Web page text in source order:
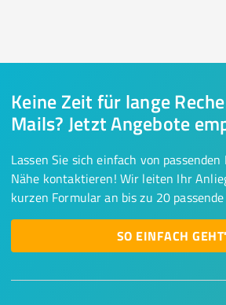
Keine Zeit für lange
Mails? Jetzt Angebote
Lassen Sie sich einfach von
Nähe kontaktieren! Wir leiten Ihr
kurzen Formular an bis zu 20
SO EINFACH